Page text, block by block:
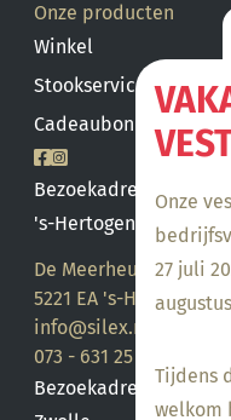
Onze
27 juli
Tijdens
welkom
Onze producten
Winkel
Stookservice
Cadeaubon saldo
Bezoekadres
's-Hertogenbosch
De Meerheuvel 21
5221 EA 's-
info@silex.nl
073 - 631 25 28
Bezoekadres